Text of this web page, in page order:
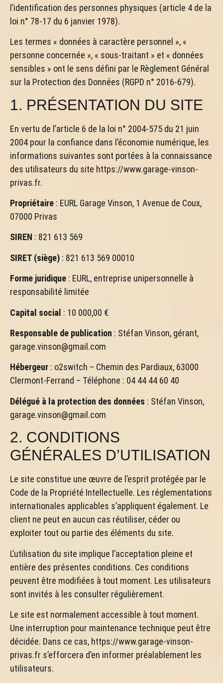
l’identification des personnes physiques (article 4 de la
loi n° 78-17 du 6 janvier 1978).
Les termes « données à caractère personnel », «
personne concernée », « sous-traitant » et « données
sensibles » ont le sens défini par le Règlement Général
sur la Protection des Données (RGPD n° 2016-679).
1. PRÉSENTATION DU SITE
En vertu de l’article 6 de la loi n° 2004-575 du 21 juin
2004 pour la confiance dans l’économie numérique, les
informations suivantes sont portées à la connaissance
des utilisateurs du site https://www.garage-vinson-
privas.fr.
Propriétaire : EURL Garage Vinson, 1 Avenue de Coux,
07000 Privas
SIREN : 821 613 569
SIRET (siège) : 821 613 569 00010
Forme juridique : EURL, entreprise unipersonnelle à
responsabilité limitée
Capital social : 10 000,00 €
Responsable de publication : Stéfan Vinson, gérant,
garage.vinson@gmail.com
Hébergeur : o2switch – Chemin des Pardiaux, 63000
Clermont-Ferrand – Téléphone : 04 44 44 60 40
Délégué à la protection des données : Stéfan Vinson,
garage.vinson@gmail.com
2. CONDITIONS
GÉNÉRALES D’UTILISATION
Le site constitue une œuvre de l’esprit protégée par le
Code de la Propriété Intellectuelle. Les réglementations
internationales applicables s’appliquent également. Le
client ne peut en aucun cas réutiliser, céder ou
exploiter tout ou partie des éléments du site.
L’utilisation du site implique l’acceptation pleine et
entière des présentes conditions. Ces conditions
peuvent être modifiées à tout moment. Les utilisateurs
sont invités à les consulter régulièrement.
Le site est normalement accessible à tout moment.
Une interruption pour maintenance technique peut être
décidée. Dans ce cas, https://www.garage-vinson-
privas.fr s’efforcera d’en informer préalablement les
utilisateurs.